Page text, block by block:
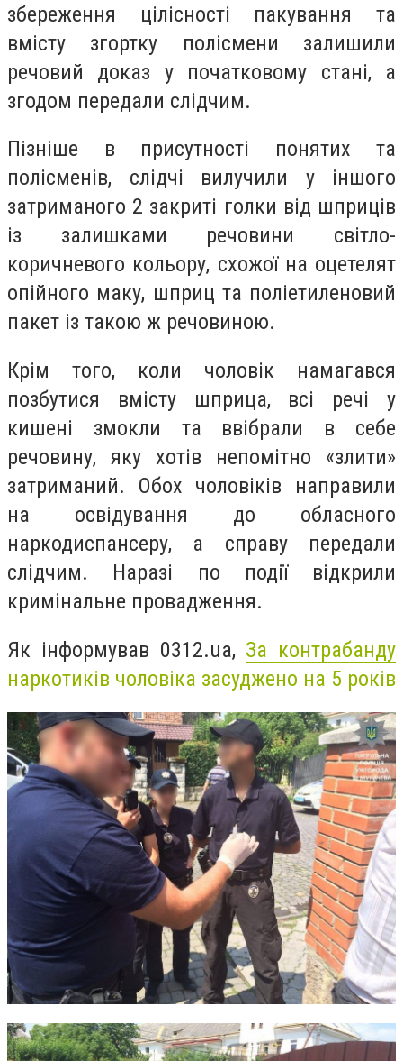
збереження цілісності пакування та
вмісту згортку полісмени залишили
речовий доказ у початковому стані, а
згодом передали слідчим.
Пізніше в присутності понятих та
полісменів, слідчі вилучили у іншого
затриманого 2 закриті голки від шприців
із залишками речовини світло-
коричневого кольору, схожої на оцетелят
опійного маку, шприц та поліетиленовий
пакет із такою ж речовиною.
Крім того, коли чоловік намагався
позбутися вмісту шприца, всі речі у
кишені змокли та ввібрали в себе
речовину, яку хотів непомітно «злити»
затриманий. Обох чоловіків направили
на освідування до обласного
наркодиспансеру, а справу передали
слідчим. Наразі по події відкрили
кримінальне провадження.
Як інформував 0312.ua, За контрабанду
наркотиків чоловіка засуджено на 5 років